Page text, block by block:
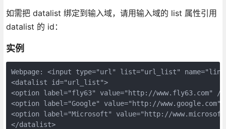
如需把 datalist 绑定到输入域，请用输入域的 list 属性引用
datalist 的 id：
实例
Webpage: <input type="url" list="url_list"
<datalist id="url_list">
<option label="fly63" value="http://www.fly63.com" />
<option label="Google" value="http://www.google.com"
<option label="Microsoft" value="http://
</datalist>